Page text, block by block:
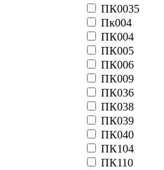
ПК0035
Пк004
ПК004
ПК005
ПК006
ПК009
ПК036
ПК038
ПК039
ПК040
ПК104
ПК110